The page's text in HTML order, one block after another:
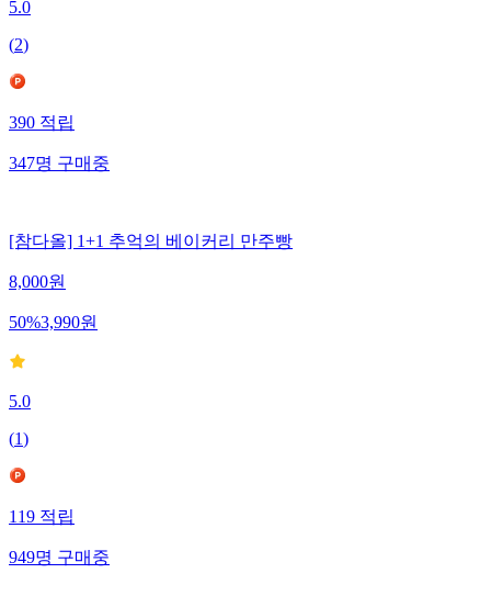
5.0
(2)
390적립
347명구매중
[참다올] 1+1 추억의 베이커리 만주빵
8,000원
50%3,990원
5.0
(1)
119적립
949명구매중